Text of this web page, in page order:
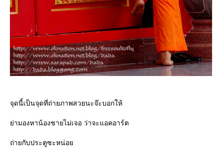
จุดนี้เป็นจุดที่ถ่ายภาพสวยนะจ๊ะบอกให้
่ามองหาน้องชายไม่เจอ ว่าจะแอคอาร์ต
ถ่ายกับประตูซะหน่อ